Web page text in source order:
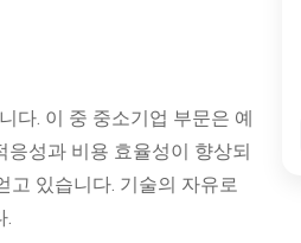
다. 이 중 중소기업 부문은 예
응성과 비용 효율성이 향상되
고 있습니다. 기술의 자유로
.